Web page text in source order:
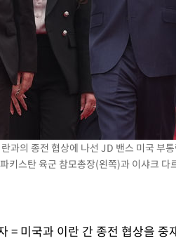
꼈고, 많은 트로피 원해 아틀레
지역엔 호의주의보
명 돌파
기고 담벼락 붕괴
…감정가 1.3억원
새 만에 숨진 채 발견
일본과 한일전
명 사망·1명 실종
' 무더위, 열대야 계속[다음주
…쇄신의 기회로 삼겠다"
최대 150㎜ 비
과의 종전 협상에 나선 JD 밴스 미국 부
키스탄 육군 참모총장(왼쪽)과 이샤크
= 미국과 이란 간 종전 협상을